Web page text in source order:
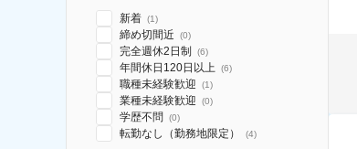
新着 (1)
締め切間近 (0)
完全週休2日制 (6)
年間休日120日以上 (6)
職種未経験歓迎 (1)
業種未経験歓迎 (0)
学歴不問 (0)
転勤なし（勤務地限定） (4)